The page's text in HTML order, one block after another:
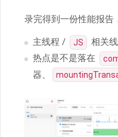
录完得到一份性能报告
主线程 / JS 相关
热点是不是落在
器、